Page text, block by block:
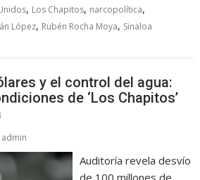
, Los Chapitos, narcopolítica,
López, Rubén Rocha Moya, Sinaloa
y el control del agua:
de ‘Los Chapitos’
admin
Auditoría revela desvío
de 100 millones de